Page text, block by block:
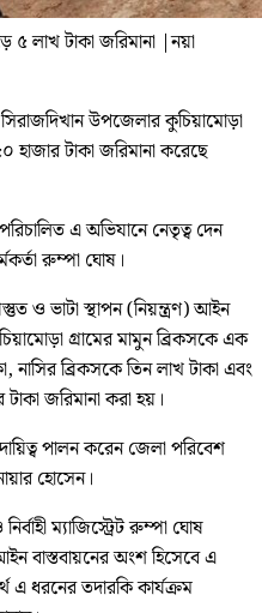
৫ লাখ টাকা জরিমানা |নয়া
উপজেলার কুচিয়ামোড়া
হাজার টাকা জরিমানা করেছে
এ অভিযানে নেতৃত্ব দেন
রুম্পা ঘোষ।
ও ভাটা স্থাপন (নিয়ন্ত্রণ) আইন
গ্রামের মামুন ব্রিকসকে এক
নাসির ব্রিকসকে তিন লাখ টাকা এবং
জরিমানা করা হয়।
পালন করেন জেলা পরিবেশ
হোসেন।
ম্যাজিস্ট্রেট রুম্পা ঘোষ
বাস্তবায়নের অংশ হিসেবে এ
এ ধরনের তদারকি কার্যক্রম